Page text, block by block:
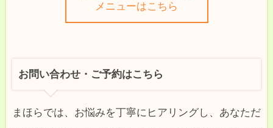
メニューはこちら
お問い合わせ・ご予約はこちら
まほらでは、お悩みを丁寧にヒアリングし、あなただ